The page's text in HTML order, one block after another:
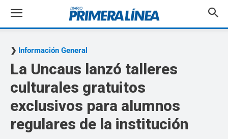
Información General
La Uncaus lanzó talleres
culturales gratuitos
exclusivos para alumnos
regulares de la institución